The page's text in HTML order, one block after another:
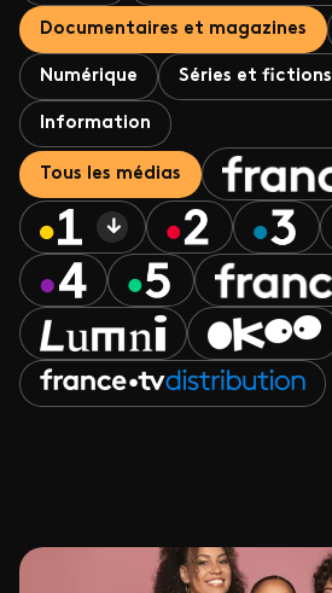
Documentaires et magazines
Numérique Séries et fictions
Information
Tous les médias